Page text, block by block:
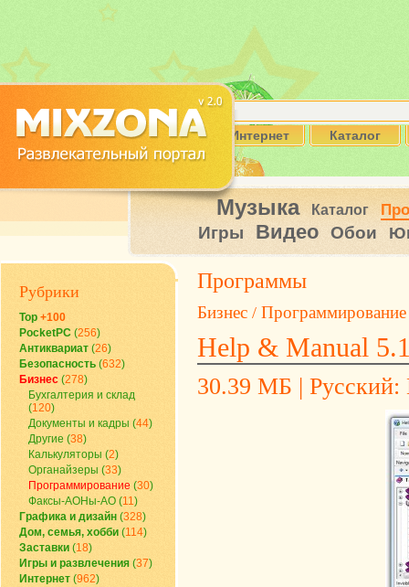
Интернет Каталог
Музыка Каталог
Игры Видео Обои
Рубрики
Top +100
PocketPC (256)
Антиквариат (26)
Безопасность (632)
Бизнес (278)
Бухгалтерия и склад
(120)
Документы и кадры (44)
Другие (38)
Калькуляторы (2)
Органайзеры (33)
Программирование (30)
Факсы-АОНы-АО (11)
Графика и дизайн (328)
Дом, семья, хобби (114)
Заставки (18)
Игры и развлечения (37)
Интернет (962)
Программы
Бизнес / Программирование
Help & Manual
30.39 МБ | Русский: